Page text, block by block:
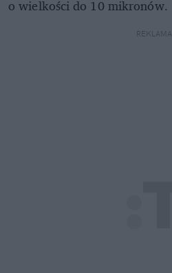
o wielkości do 10 mikronów.
REKLAMA